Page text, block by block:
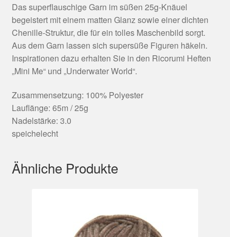
Das superflauschige Garn im süßen 25g-Knäuel
begeistert mit einem matten Glanz sowie einer dichten
Chenille-Struktur, die für ein tolles Maschenbild sorgt.
Aus dem Garn lassen sich supersüße Figuren häkeln.
Inspirationen dazu erhalten Sie in den Ricorumi Heften
„Mini Me“ und „Underwater World“.
Zusammensetzung: 100% Polyester
Lauflänge: 65m / 25g
Nadelstärke: 3.0
speichelecht
Ähnliche Produkte